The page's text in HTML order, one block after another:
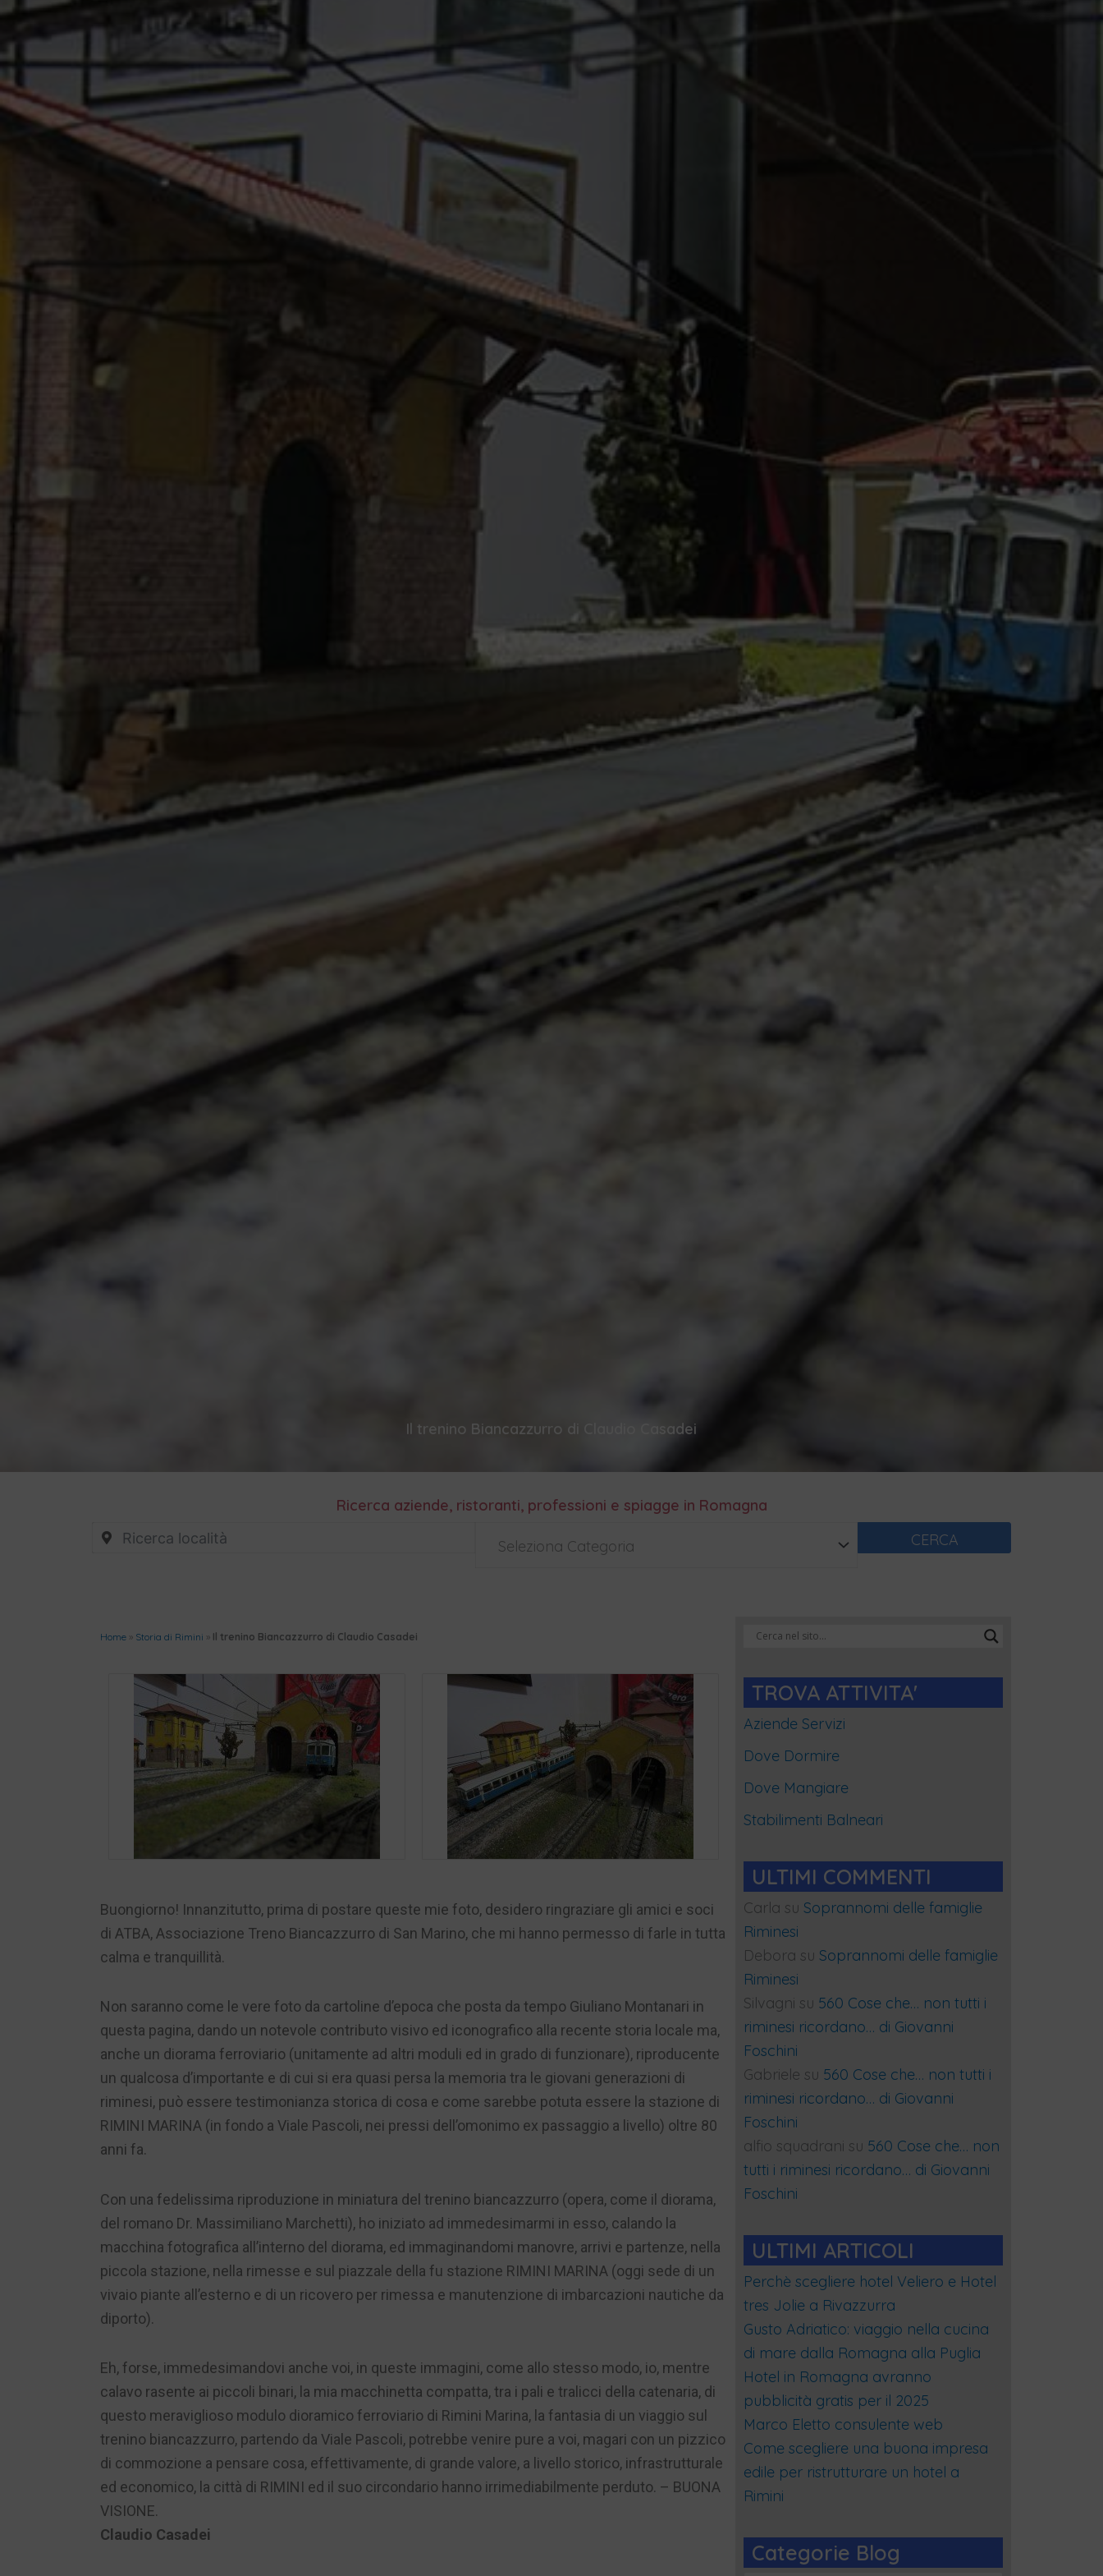
Il trenino Biancazzurro di Claudio Casadei
Ricerca aziende, ristoranti, professioni e spiagge in Romagna
Seleziona Categoria CERCA
Home » Storia di Rimini » Il trenino Biancazzurro di Claudio Casadei
Buongiorno! Innanzitutto, prima di postare queste mie foto, desidero ringraziare gli amici e soci
di ATBA, Associazione Treno Biancazzurro di San Marino, che mi hanno permesso di farle in tutta
calma e tranquillità.
Non saranno come le vere foto da cartoline d’epoca che posta da tempo Giuliano Montanari in
questa pagina, dando un notevole contributo visivo ed iconografico alla recente storia locale ma,
anche un diorama ferroviario (unitamente ad altri moduli ed in grado di funzionare), riproducente
un qualcosa d’importante e di cui si era quasi persa la memoria tra le giovani generazioni di
riminesi, può essere testimonianza storica di cosa e come sarebbe potuta essere la stazione di
RIMINI MARINA (in fondo a Viale Pascoli, nei pressi dell’omonimo ex passaggio a livello) oltre 80
anni fa.
Con una fedelissima riproduzione in miniatura del trenino biancazzurro (opera, come il diorama,
del romano Dr. Massimiliano Marchetti), ho iniziato ad immedesimarmi in esso, calando la
macchina fotografica all’interno del diorama, ed immaginandomi manovre, arrivi e partenze, nella
piccola stazione, nella rimesse e sul piazzale della fu stazione RIMINI MARINA (oggi sede di un
vivaio piante all’esterno e di un ricovero per rimessa e manutenzione di imbarcazioni nautiche da
diporto).
Eh, forse, immedesimandovi anche voi, in queste immagini, come allo stesso modo, io, mentre
calavo rasente ai piccoli binari, la mia macchinetta compatta, tra i pali e tralicci della catenaria, di
questo meraviglioso modulo dioramico ferroviario di Rimini Marina, la fantasia di un viaggio sul
trenino biancazzurro, partendo da Viale Pascoli, potrebbe venire pure a voi, magari con un pizzico
di commozione a pensare cosa, effettivamente, di grande valore, a livello storico, infrastrutturale
ed economico, la città di RIMINI ed il suo circondario hanno irrimediabilmente perduto. – BUONA
VISIONE.
Claudio Casadei
TROVA ATTIVITA'
Aziende Servizi
Dove Dormire
Dove Mangiare
Stabilimenti Balneari
ULTIMI COMMENTI
Carla su Soprannomi delle famiglie
Riminesi
Debora su Soprannomi delle famiglie
Riminesi
Silvagni su 560 Cose che… non tutti i
riminesi ricordano… di Giovanni
Foschini
Gabriele su 560 Cose che… non tutti i
riminesi ricordano… di Giovanni
Foschini
alfio squadrani su 560 Cose che… non
tutti i riminesi ricordano… di Giovanni
Foschini
ULTIMI ARTICOLI
Perchè scegliere hotel Veliero e Hotel
tres Jolie a Rivazzurra
Gusto Adriatico: viaggio nella cucina
di mare dalla Romagna alla Puglia
Hotel in Romagna avranno
pubblicità gratis per il 2025
Marco Eletto consulente web
Come scegliere una buona impresa
edile per ristrutturare un hotel a
Rimini
Categorie Blog
Categorie